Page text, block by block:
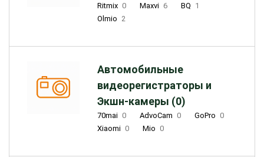
Ritmix 0 Maxvi 6 BQ 1
Olmio 2
Автомобильные
видеорегистраторы и
Экшн-камеры (0)
70mai 0 AdvoCam 0 GoPro 0
Xiaomi 0 Mio 0